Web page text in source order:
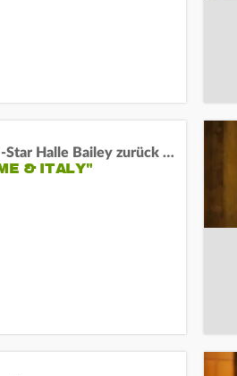
"Arielle"-Star Halle Bailey zurück auf der Leinwand:
& ITALY"